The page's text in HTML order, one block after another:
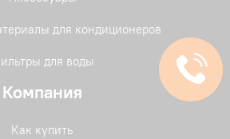
для кондиционеров
для воды
Компания
Как купить